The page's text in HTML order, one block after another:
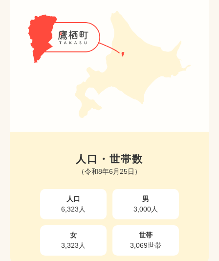
人口・世帯数
（令和8年6月25日）
人口
6,323人
男
3,000人
女
3,323人
世帯
3,069世帯